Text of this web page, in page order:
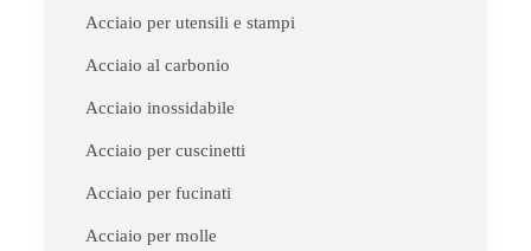
Acciaio per utensili e stampi
Acciaio al carbonio
Acciaio inossidabile
Acciaio per cuscinetti
Acciaio per fucinati
Acciaio per molle